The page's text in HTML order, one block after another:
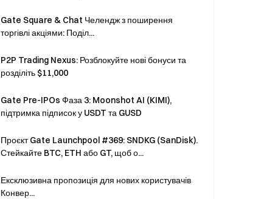
Gate Square & Chat Челендж з поширення
торгівлі акціями: Поділ...
P2P Trading Nexus: Розблокуйте нові бонуси та
розділіть $11,000
Gate Pre-IPOs Фаза 3: Moonshot AI (KIMI),
підтримка підписок у USDT та GUSD
Проєкт Gate Launchpool #369: SNDKG (SanDisk).
Стейкайте BTC, ETH або GT, щоб о...
Ексклюзивна пропозиція для нових користувачів
Конвер...